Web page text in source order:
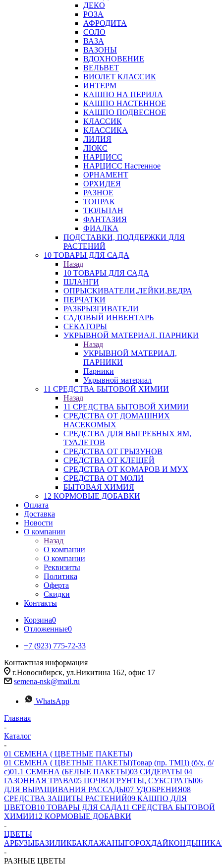
ДЕКО
РОЗА
АФРОДИТА
СОЛО
ВАЗА
ВАЗОНЫ
ВДОХНОВЕНИЕ
ВЕЛЬВЕТ
ВИОЛЕТ КЛАССИК
ИНТЕРМ
КАШПО НА ПЕРИЛА
КАШПО НАСТЕННОЕ
КАШПО ПОДВЕСНОЕ
КЛАССИК
КЛАССИКА
ЛИЛИЯ
ЛЮКС
НАРЦИСС
НАРЦИСС Настенное
ОРНАМЕНТ
ОРХИДЕЯ
РАЗНОЕ
ТОПРАК
ТЮЛЬПАН
ФАНТАЗИЯ
ФИАЛКА
ПОДСТАВКИ, ПОДДЕРЖКИ ДЛЯ
РАСТЕНИЙ
10 ТОВАРЫ ДЛЯ САДА
Назад
10 ТОВАРЫ ДЛЯ САДА
ШЛАНГИ
ОПРЫСКИВАТЕЛИ,ЛЕЙКИ,ВЕДРА
ПЕРЧАТКИ
РАЗБРЫЗГИВАТЕЛИ
САДОВЫЙ ИНВЕНТАРЬ
СЕКАТОРЫ
УКРЫВНОЙ МАТЕРИАЛ, ПАРНИКИ
Назад
УКРЫВНОЙ МАТЕРИАЛ,
ПАРНИКИ
Парники
Укрывной материал
11 СРЕДСТВА БЫТОВОЙ ХИМИИ
Назад
11 СРЕДСТВА БЫТОВОЙ ХИМИИ
СРЕДСТВА ОТ ДОМАШНИХ
НАСЕКОМЫХ
СРЕДСТВА ДЛЯ ВЫГРЕБНЫХ ЯМ,
ТУАЛЕТОВ
СРЕДСТВА ОТ ГРЫЗУНОВ
СРЕДСТВА ОТ КЛЕЩЕЙ
СРЕДСТВА ОТ КОМАРОВ И МУХ
СРЕДСТВА ОТ МОЛИ
БЫТОВАЯ ХИМИЯ
12 КОРМОВЫЕ ДОБАВКИ
Оплата
Доставка
Новости
О компании
Назад
О компании
О компании
Реквизиты
Политика
Оферта
Скидки
Контакты
Корзина0
Отложенные0
+7 (923) 775-72-33
Контактная информация
г.Новосибирск, ул.Никитина 162, офис 17
semena-nsk@mail.ru
WhatsApp
Главная
-
Каталог
-
01 СЕМЕНА ( ЦВЕТНЫЕ ПАКЕТЫ)
01 СЕМЕНА ( ЦВЕТНЫЕ ПАКЕТЫ)Товар (пр. ТМЦ) (б/х, б/
с)01.1 СЕМЕНА (БЕЛЫЕ ПАКЕТЫ)03 СИДЕРАТЫ 04
ГАЗОННАЯ ТРАВА05 ПОЧВОГРУНТЫ, СУБСТРАТЫ06
ДЛЯ ВЫРАЩИВАНИЯ РАССАДЫ07 УДОБРЕНИЯ08
СРЕДСТВА ЗАЩИТЫ РАСТЕНИЙ09 КАШПО ДЛЯ
ЦВЕТОВ10 ТОВАРЫ ДЛЯ САДА11 СРЕДСТВА БЫТОВОЙ
ХИМИИ12 КОРМОВЫЕ ДОБАВКИ
-
ЦВЕТЫ
АРБУЗЫБАЗИЛИКБАКЛАЖАНЫГОРОХДАЙКОНДЫНИ
-
РАЗНЫЕ ЦВЕТЫ